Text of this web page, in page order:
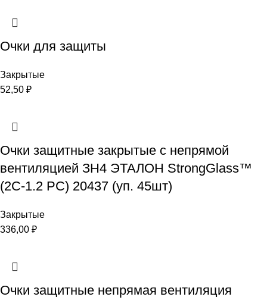
Очки для защиты
Закрытые
52,50 ₽
Очки защитные закрытые с непрямой
вентиляцией ЗН4 ЭТАЛОН StrongGlass™
(2C-1.2 PC) 20437 (уп. 45шт)
Закрытые
336,00 ₽
Очки защитные непрямая вентиляция